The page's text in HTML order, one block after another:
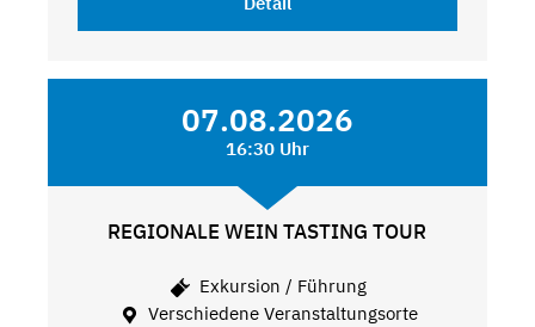
07.08.2026
16:30 Uhr
REGIONALE WEIN TASTING TOUR
Exkursion / Führung
Verschiedene Veranstaltungsorte